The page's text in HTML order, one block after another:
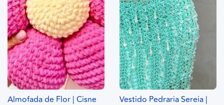
Almofada de Flor | Cisne
Vestido Pedraria Sereia |